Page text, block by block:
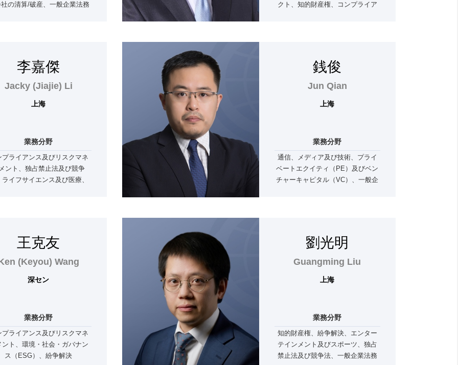
の清算/破産、一般企業法務
クト、知的財産権、コンプライア
李嘉傑
Jacky (Jiajie) Li
上海
業務分野
プライアンス及びリスクマネ
ント、独占禁止法及び競争
ライフサイエンス及び医療、
銭俊
Jun Qian
上海
業務分野
通信、メディア及び技術、プライ
ベートエクイティ（PE）及びベン
チャーキャピタル（VC）、一般企
王克友
(Keyou) Wang
深セン
業務分野
プライアンス及びリスクマネ
ント、環境・社会・ガバナン
ス（ESG）、紛争解決
劉光明
Guangming Liu
上海
業務分野
知的財産権、紛争解決、エンター
テインメント及びスポーツ、独占
禁止法及び競争法、一般企業法務